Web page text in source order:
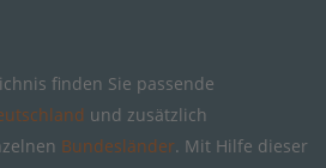
finden Sie passende
und zusätzlich
Bundesländer. Mit Hilfe dieser